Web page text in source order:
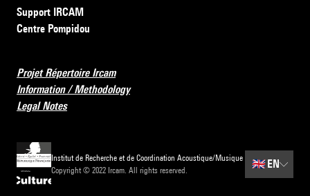
Support IRCAM
Centre Pompidou
Projet Répertoire Ircam
Information / Methodology
Legal Notes
Institut de Recherche et de Coordination Acoustique/Musique
Copyright © 2022 Ircam. All rights reserved.
🇬🇧 EN